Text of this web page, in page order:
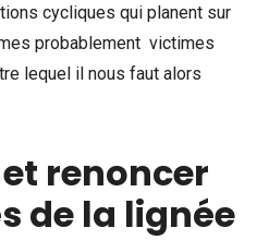
cycliques qui planent sur
probablement victimes
lequel il nous faut alors
renoncer
de la lignée